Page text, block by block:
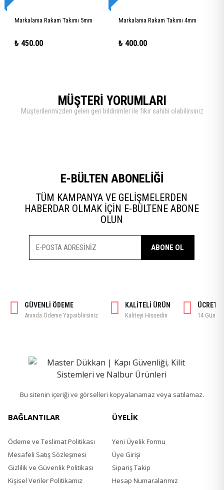
Markalama Rakam Takımı 5mm
₺ 450.00
Markalama Rakam Takımı 4mm
₺ 400.00
MÜŞTERİ YORUMLARI
Müşterilerimizden gelen geri bildirimler ile fikir sahibi olabilirsiniz
E-BÜLTEN ABONELİĞİ
TÜM KAMPANYA VE GELİŞMELERDEN
HABERDAR OLMAK İÇİN E-BÜLTENE ABONE
OLUN
ABONE OL
GÜVENLİ ÖDEME
Anında Ödeme Yapaiblirsiniz
KALİTELİ ÜRÜN
Kaliteyi Hissedin 14 Gün
Bu sitenin içeriği ve görselleri kopyalanamaz veya satılamaz.
BAĞLANTILAR
Ödeme ve Teslimat Politikası
Mesafeli Satış Sözleşmesi
Gizlilik ve Güvenlik Politikası
Kişisel Veriler Politikamız
ÜYELİK
Yeni Üyelik Formu
Üye Girişi
Sipariş Takip
Hesap Numaralarımız